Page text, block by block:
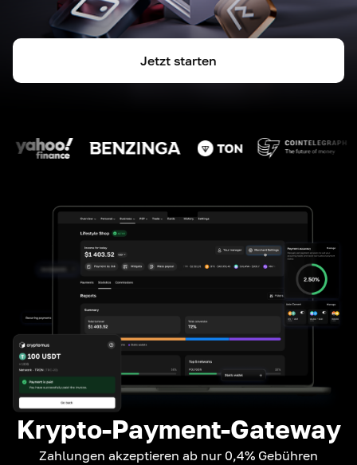
Jetzt starten
Krypto-Payment-Gateway
Zahlungen akzeptieren ab nur 0,4% Gebühren